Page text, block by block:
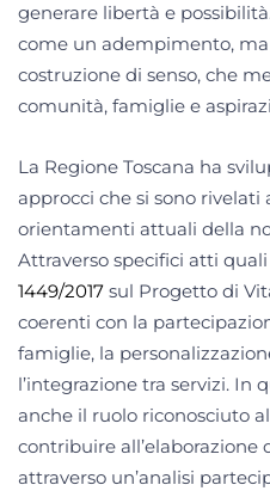
generare libertà e
come un adempimento,
costruzione di senso, che
comunità, famiglie e
La Regione Toscana ha
approcci che si sono
orientamenti attuali della
Attraverso specifici atti quali
1449/2017 sul Progetto di
coerenti con la
famiglie, la
l’integrazione tra servizi. In
anche il ruolo riconosciuto
contribuire all’elaborazione
attraverso un’analisi